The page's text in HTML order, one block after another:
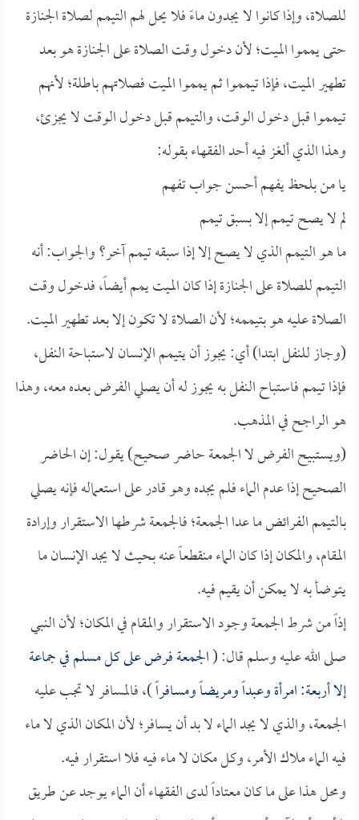
للصلاة، وإذا كانوا لا يجدون ماءً فلا يحل لهم التيمم لصلاة الجنازة
حتى يمموا الميت؛ لأن دخول وقت الصلاة على الجنازة هو بعد
تطهير الميت، فإذا تيمموا ثم يمموا الميت فصلاتهم باطلة؛ لأنهم
تيمموا قبل دخول الوقت، والتيمم قبل دخول الوقت لا يجزئ،
وهذا الذي ألغز فيه أحد الفقهاء بقوله:
يا من بلحظ يفهم أحسن جواب تفهم
لم لا يصح تيمم إلا بسبق تيمم
ما هو التيمم الذي لا يصح إلا إذا سبقه تيمم آخر؟ والجواب: أنه
التيمم للصلاة على الجنازة إذا كان الميت يمم أيضاً، فدخول وقت
الصلاة عليه هو بتيممه؛ لأن الصلاة لا تكون إلا بعد تطهير الميت.
(وجاز للنفل ابتدا) أي: يجوز أن يتيمم الإنسان لاستباحة النفل،
فإذا تيمم فاستباح النفل به يجوز له أن يصلي الفرض بعده معه، وهذا
هو الراجح في المذهب.
(ويستبيح الفرض لا الجمعة حاضر صحيح) يقول: إن الحاضر
الصحيح إذا عدم الماء فلم يجده وهو قادر على استعماله فإنه يصلي
بالتيمم الفرائض ما عدا الجمعة؛ فالجمعة شرطها الاستقرار وإرادة
المقام، والمكان إذا كان الماء منقطعاً عنه بحيث لا يجد الإنسان ما
يتوضأ به لا يمكن أن يقيم فيه.
إذاً من شرط الجمعة وجود الاستقرار والمقام في المكان؛ لأن النبي
صلى الله عليه وسلم قال: (الجمعة فرض على كل مسلم في جماعة
إلا أربعة: امرأة وعبداً ومريضاً ومسافراً)، فالمسافر لا تجب عليه
الجمعة، والذي لا يجد الماء لا بد أن يسافر؛ لأن المكان الذي لا ماء
فيه الماء ملاك الأمر، وكل مكان لا ماء فيه فلا استقرار فيه.
ومحل هذا على ما كان معتاداً لدى الفقهاء أن الماء يوجد عن طريق